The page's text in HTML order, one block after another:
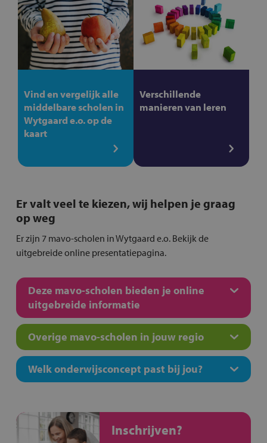
Vind en vergelijk alle
middelbare scholen in
Wytgaard e.o. op de
kaart
Verschillende
manieren van leren
Er valt veel te kiezen, wij helpen je graag
op weg
Er zijn 7 mavo-scholen in Wytgaard e.o. Bekijk de
uitgebreide online presentatiepagina.
Deze mavo-scholen bieden je online
uitgebreide informatie
Overige mavo-scholen in jouw regio
Welk onderwijsconcept past bij jou?
Inschrijven?